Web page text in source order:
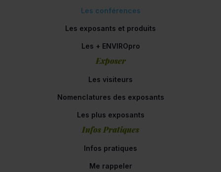
Les conférences
Les exposants et produits
Les + ENVIROpro
Exposer
Les visiteurs
Nomenclatures des exposants
Les plus exposants
Infos Pratiques
Infos pratiques
Me rappeler